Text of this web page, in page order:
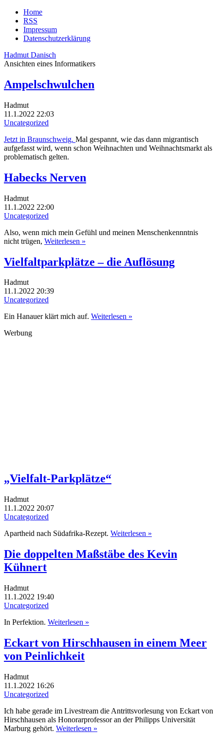
Home
RSS
Impressum
Datenschutzerklärung
Hadmut Danisch
Ansichten eines Informatikers
Ampelschwulchen
Hadmut
11.1.2022 22:03
Uncategorized
Jetzt in Braunschweig. Mal gespannt, wie das dann migrantisch
aufgefasst wird, wenn schon Weihnachten und Weihnachtsmarkt als
problematisch gelten.
Habecks Nerven
Hadmut
11.1.2022 22:00
Uncategorized
Also, wenn mich mein Gefühl und meinen Menschenkennntnis
nicht trügen, Weiterlesen »
Vielfaltparkplätze – die Auflösung
Hadmut
11.1.2022 20:39
Uncategorized
Ein Hanauer klärt mich auf. Weiterlesen »
Werbung
„Vielfalt-Parkplätze“
Hadmut
11.1.2022 20:07
Uncategorized
Apartheid nach Südafrika-Rezept. Weiterlesen »
Die doppelten Maßstäbe des Kevin
Kühnert
Hadmut
11.1.2022 19:40
Uncategorized
In Perfektion. Weiterlesen »
Eckart von Hirschhausen in einem Meer
von Peinlichkeit
Hadmut
11.1.2022 16:26
Uncategorized
Ich habe gerade im Livestream die Antrittsvorlesung von Eckart von
Hirschhausen als Honorarprofessor an der Philipps Universität
Marburg gehört. Weiterlesen »